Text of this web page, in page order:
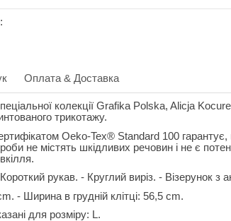
Оплата & Доставка
колекції Grafika Polska, Alicja
трикотажу.
Oeko-Tex® Standard 100 гарантує,
не містять шкідливих речовин і не є
рукав. - Круглий виріз. - Візерунок з
- Ширина в грудній клітці: 56,5 cm.
для розміру: L.